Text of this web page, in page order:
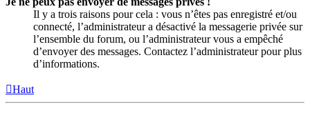
Il y a trois raisons pour cela : vous n’êtes pas enregistré et/ou
connecté, l’administrateur a désactivé la messagerie privée sur
l’ensemble du forum, ou l’administrateur vous a empêché
d’envoyer des messages. Contactez l’administrateur pour plus
d’informations.
Haut